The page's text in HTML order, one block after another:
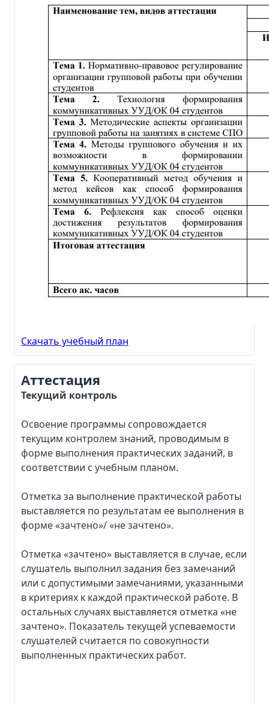
Скачать учебный план
Аттестация
Текущий контроль
Освоение программы сопровождается
текущим контролем знаний, проводимым в
форме выполнения практических заданий, в
соответствии с учебным планом.
Отметка за выполнение практической работы
выставляется по результатам ее выполнения в
форме «зачтено»/ «не зачтено».
Отметка «зачтено» выставляется в случае, если
слушатель выполнил задания без замечаний
или с допустимыми замечаниями, указанными
в критериях к каждой практической работе. В
остальных случаях выставляется отметка «не
зачтено». Показатель текущей успеваемости
слушателей считается по совокупности
выполненных практических работ.